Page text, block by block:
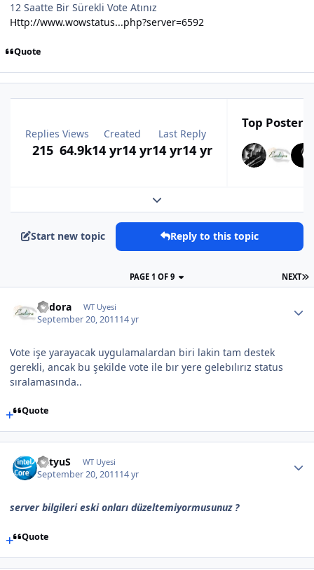
12 Saatte Bir Sürekli Vote Atınız
Http://www.wowstatus...php?server=6592
Quote
Replies
215
Views
64.9k
Created
14 yr14 yr
Last Reply
14 yr14 yr
Top Posters
Expand topic overview
Start new topic Reply to this topic
NEXT
PAGE 1 OF 9
Endora WT Uyesi
September 20, 201114 yr
Vote işe yarayacak uygulamalardan biri lakin tam destek
gerekli, ancak bu şekilde vote ile bır yere gelebılırız status
sıralamasında..
Quote
BatyuS WT Uyesi
September 20, 201114 yr
server bilgileri eski onları düzeltemiyormusunuz ?
Quote